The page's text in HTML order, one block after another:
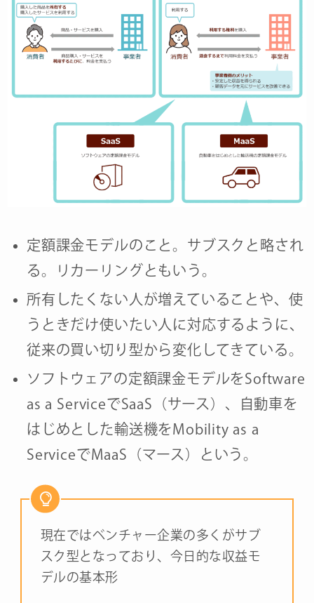
定額課金モデルのこと。サブスクと略され
る。リカーリングともいう。
所有したくない人が増えていることや、使
うときだけ使いたい人に対応するように、
従来の買い切り型から変化してきている。
ソフトウェアの定額課金モデルをSoftware
as a ServiceでSaaS（サース）、自動車を
はじめとした輸送機をMobility as a
ServiceでMaaS（マース）という。
現在ではベンチャー企業の多くがサブ
スク型となっており、今日的な収益モ
デルの基本形